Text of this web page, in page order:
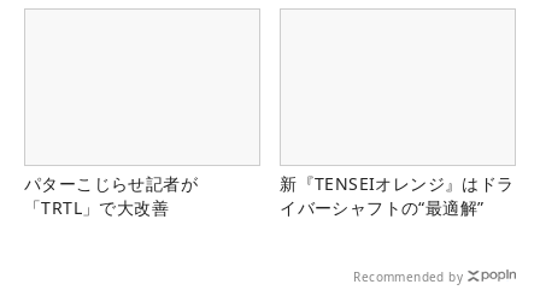
パターこじらせ記者が
「TRTL」で大改善
新『TENSEIオレンジ』はドラ
イバーシャフトの“最適解”
Recommended by